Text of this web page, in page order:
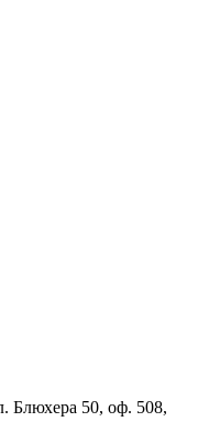
Блюхера 50, оф. 508,